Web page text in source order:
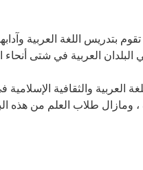
بتدريس اللغة العربية
البلدان العربية في شتى أنحاء
والثقافية الإسلامية
ومازال طلاب العلم من هذه